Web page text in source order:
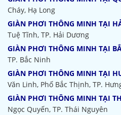
Cháy, Hạ Long
GIÀN PHƠI THÔNG MINH TẠI
Tuệ Tĩnh, TP. Hải Dương
GIÀN PHƠI THÔNG MINH TẠI
TP. Bắc Ninh
GIÀN PHƠI THÔNG MINH TẠI
Văn Linh, Phố Bắc Thịnh, TP.
GIÀN PHƠI THÔNG MINH TẠI
Ngọc Quyến, TP. Thái Nguyên